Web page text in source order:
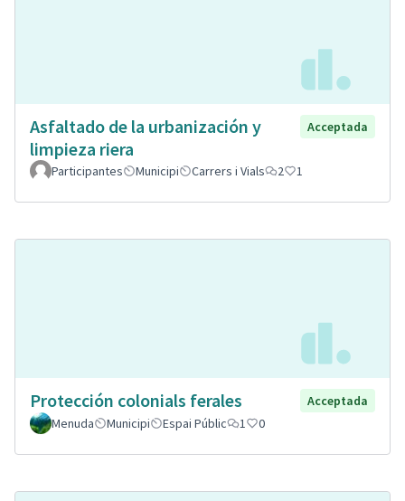
Asfaltado de la urbanización y
limpieza riera
Acceptada
Participantes Municipi Carrers i Vials 2 1
Protección colonials ferales
Acceptada
Menuda
Municipi Espai Públic 1 0